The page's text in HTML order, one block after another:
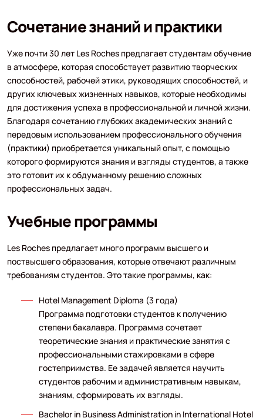
Сочетание знаний и практики
Уже почти 30 лет Les Roches предлагает студентам обучение
в атмосфере, которая способствует развитию творческих
способностей, рабочей этики, руководящих способностей, и
других ключевых жизненных навыков, которые необходимы
для достижения успеха в профессиональной и личной жизни.
Благодаря сочетанию глубоких академических знаний с
передовым использованием профессионального обучения
(практики) приобретается уникальный опыт, с помощью
которого формируются знания и взгляды студентов, а также
это готовит их к обдуманному решению сложных
профессиональных задач.
Учебные программы
Les Roches предлагает много программ высшего и
поствысшего образования, которые отвечают различным
требованиям студентов. Это такие программы, как:
Hotel Management Diploma (3 года)
Программа подготовки студентов к получению
степени бакалавра. Программа сочетает
теоретические знания и практические занятия с
профессиональными стажировками в сфере
гостеприимства. Ее задачей является научить
студентов рабочим и административным навыкам,
знаниям, сформировать их взгляды.
Bachelor in Business Administration in International Hotel